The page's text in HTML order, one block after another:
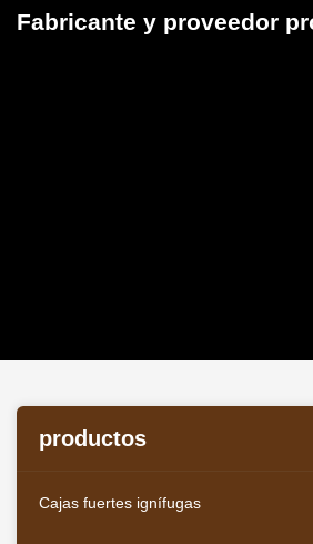
Fabricante y proveedor
productos
Cajas fuertes ignífugas